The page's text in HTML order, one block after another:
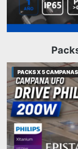
PACKS X 5